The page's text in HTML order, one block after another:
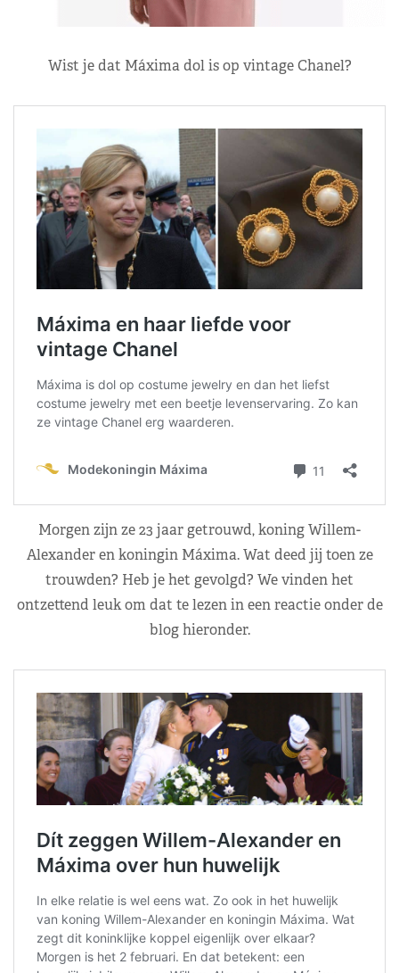
Wist je dat Máxima dol is op vintage Chanel?
Morgen zijn ze 23 jaar getrouwd, koning Willem-
Alexander en koningin Máxima. Wat deed jij toen ze
trouwden? Heb je het gevolgd? We vinden het
ontzettend leuk om dat te lezen in een reactie onder de
blog hieronder.